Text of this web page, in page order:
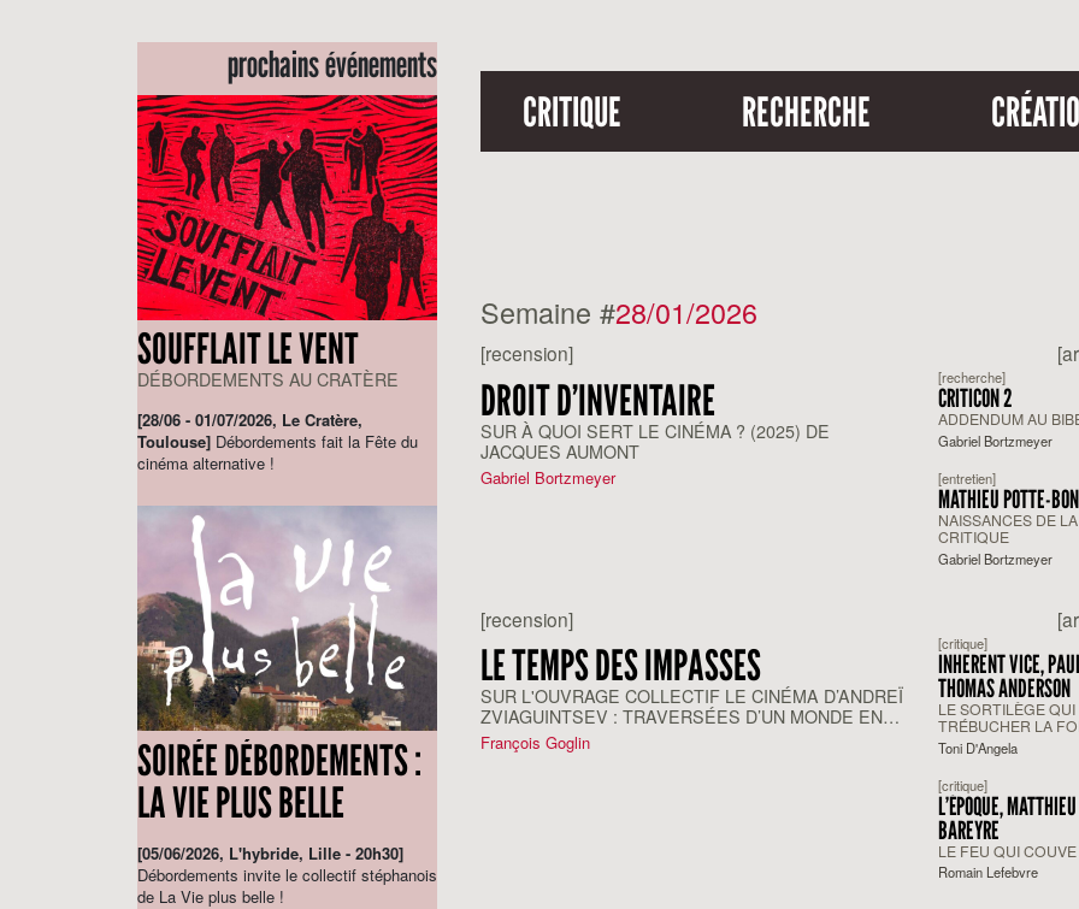
prochains événements
SOUFFLAIT LE VENT
DÉBORDEMENTS AU CRATÈRE
[28/06 - 01/07/2026, Le Cratère,
Toulouse] Débordements fait la Fête du
cinéma alternative !
SOIRÉE DÉBORDEMENTS :
LA VIE PLUS BELLE
[05/06/2026, L'hybride, Lille - 20h30]
Débordements invite le collectif stéphanois
de La Vie plus belle !
CRITIQUE RECHERCHE
Semaine #28/01/2026
[recension]
DROIT D’INVENTAIRE
SUR À QUOI SERT LE CINÉMA ? (2025) DE
JACQUES AUMONT
Gabriel Bortzmeyer
[recherche]
CRITICON 2
ADDENDUM AU
Gabriel Bortzmeyer
[entretien]
MATHIEU POTTE-
NAISSANCES DE LA
CRITIQUE
Gabriel Bortzmeyer
[recension]
LE TEMPS DES IMPASSES
SUR L'OUVRAGE COLLECTIF LE CINÉMA D’ANDREÏ
ZVIAGUINTSEV : TRAVERSÉES D’UN MONDE EN
CRISE (2025)
François Goglin
[critique]
INHERENT VICE,
THOMAS ANDERSON
LE SORTILÈGE QUI
TRÉBUCHER LA
Toni D'Angela
[critique]
L’ÉPOQUE, MATTHIEU
BAREYRE
LE FEU QUI COUVE
Romain Lefebvre